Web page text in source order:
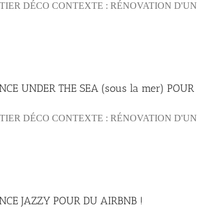
DÉCO CONTEXTE : RÉNOVATION
UNDER THE SEA (sous la mer) POUR
DÉCO CONTEXTE : RÉNOVATION
JAZZY POUR DU AIRBNB !